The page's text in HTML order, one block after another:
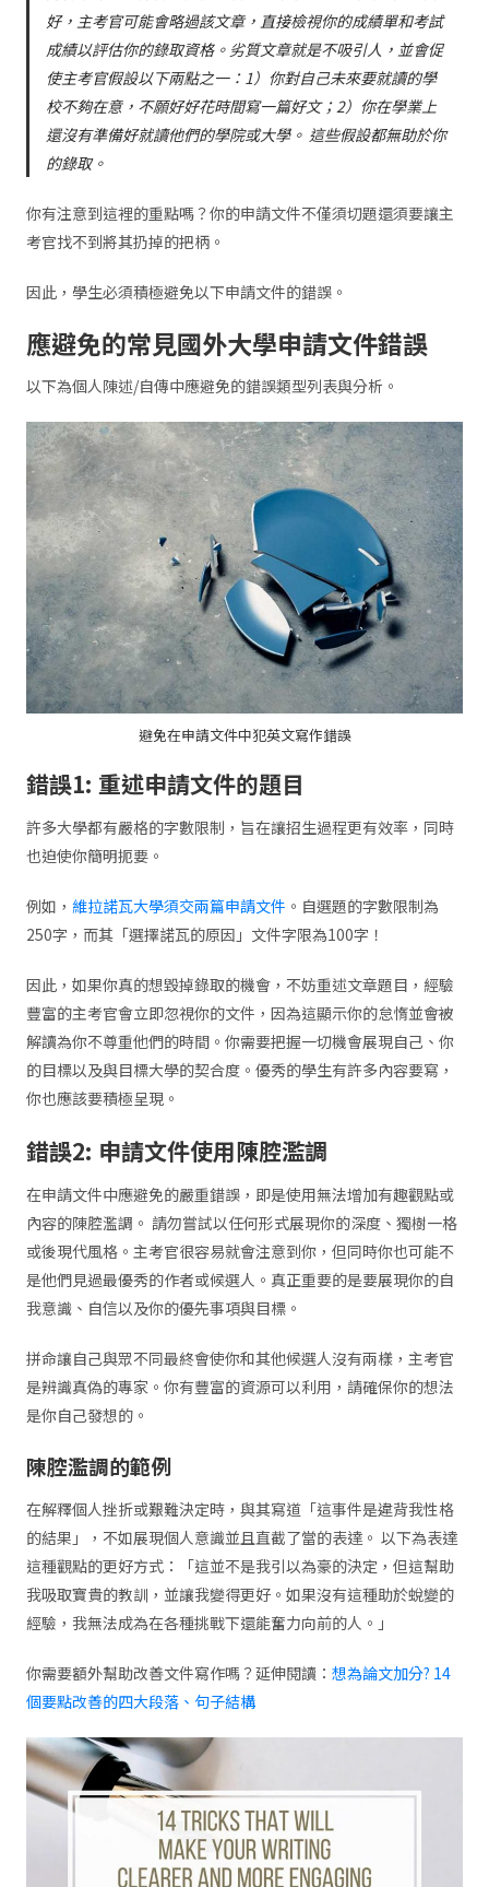
好，主考官可能會略過該文章，直接檢視你的成績單和考試
成績以評估你的錄取資格。劣質文章就是不吸引人，並會促
使主考官假設以下兩點之一： 1）你對自己未來要就讀的學
校不夠在意，不願好好花時間寫一篇好文；2）你在學業上
還沒有準備好就讀他們的學院或大學。 這些假設都無助於你
的錄取。
你有注意到這裡的重點嗎？你的申請文件不僅須切題還須要讓主
考官找不到將其扔掉的把柄。
因此，學生必須積極避免以下申請文件的錯誤。
應避免的常見國外大學申請文件錯誤
以下為個人陳述/自傳中應避免的錯誤類型列表與分析。
避免在申請文件中犯英文寫作錯誤
錯誤1: 重述申請文件的題目
許多大學都有嚴格的字數限制，旨在讓招生過程更有效率，同時
也迫使你簡明扼要。
例如， 維拉諾瓦大學須交兩篇申請文件 。自選題的字數限制為
250字，而其「選擇諾瓦的原因」文件字限為100字！
因此，如果你真的想毀掉錄取的機會，不妨重述文章題目，經驗
豐富的主考官會立即忽視你的文件，因為這顯示你的怠惰並會被
解讀為你不尊重他們的時間。你需要把握一切機會展現自己、你
的目標以及與目標大學的契合度。優秀的學生有許多內容要寫，
你也應該要積極呈現。
錯誤2: 申請文件使用陳腔濫調
在申請文件中應避免的嚴重錯誤，即是使用無法增加有趣觀點或
內容的陳腔濫調。 請勿嘗試以任何形式展現你的深度、獨樹一格
或後現代風格。主考官很容易就會注意到你，但同時你也可能不
是他們見過最優秀的作者或候選人。真正重要的是要展現你的自
我意識、自信以及你的優先事項與目標。
拼命讓自己與眾不同最終會使你和其他候選人沒有兩樣，主考官
是辨識真偽的專家。你有豐富的資源可以利用，請確保你的想法
是你自己發想的。
陳腔濫調的範例
在解釋個人挫折或艱難決定時，與其寫道「這事件是違背我性格
的結果」，不如展現個人意識並且直截了當的表達。 以下為表達
這種觀點的更好方式：「這並不是我引以為豪的決定，但這幫助
我吸取寶貴的教訓，並讓我變得更好。如果沒有這種助於蛻變的
經驗，我無法成為在各種挑戰下還能奮力向前的人。」
你需要額外幫助改善文件寫作嗎？延伸閱讀： 想為論文加分? 14
個要點改善的四大段落、句子結構